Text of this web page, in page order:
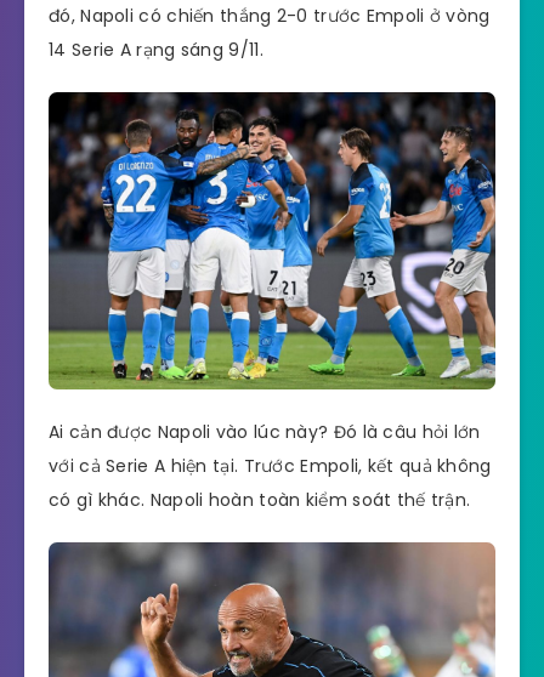
đó, Napoli có chiến thắng 2-0 trước Empoli ở vòng
14 Serie A rạng sáng 9/11.
Ai cản được Napoli vào lúc này? Đó là câu hỏi lớn
với cả Serie A hiện tại. Trước Empoli, kết quả không
có gì khác. Napoli hoàn toàn kiểm soát thế trận.